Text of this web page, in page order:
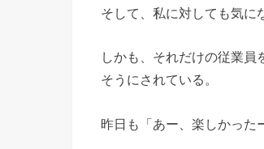
そして、私に対しても気に
しかも、それだけの従業
そうにされている。
昨日も「あー、楽しかった